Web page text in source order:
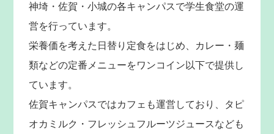
神埼・佐賀・小城の各キャンパスで学生食堂の運
営を行っています。
栄養価を考えた日替り定食をはじめ、カレー・麺
類などの定番メニューをワンコイン以下で提供し
ています。
佐賀キャンパスではカフェも運営しており、タピ
オカミルク・フレッシュフルーツジュースなども